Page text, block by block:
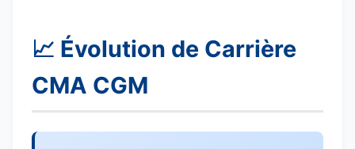
📈 Évolution de Carrière
CMA CGM